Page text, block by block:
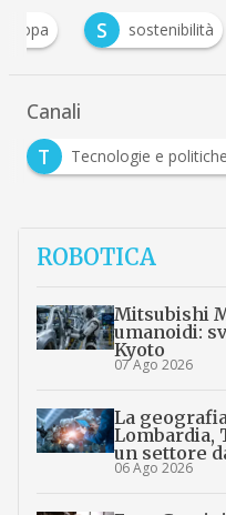
S sostenibilità
Canali
T
Tecnologie e
ROBOTICA
Mitsubishi
umanoidi:
Kyoto
07 Ago 2026
La
Lombardia,
un settore
06 Ago 2026